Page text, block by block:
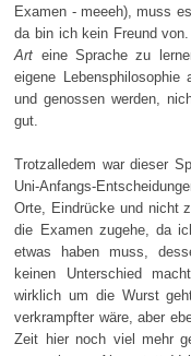
Examen - meeeh), muss
da bin ich kein Freund
Art eine Sprache zu
eigene
und genossen werden,
gut.
Trotzalledem war dieser
Uni-Anfangs-
Orte, Eindrücke und nicht
die Examen zugehe, da
etwas haben muss,
keinen Unterschied
wirklich um die Wurst
verkrampfter wäre, aber
Zeit hier noch viel mehr